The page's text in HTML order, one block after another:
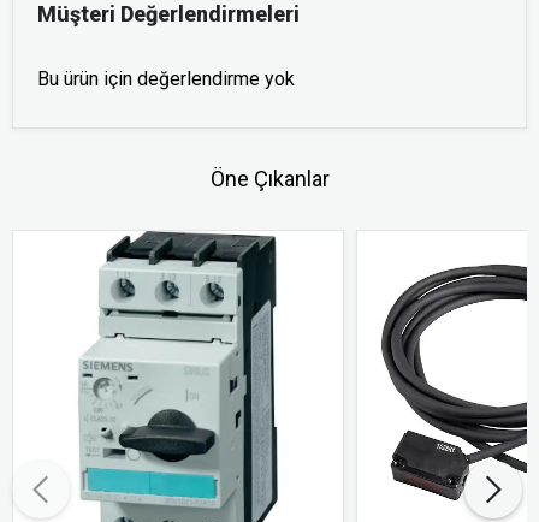
Müşteri Değerlendirmeleri
Bu ürün için değerlendirme yok
Öne Çıkanlar